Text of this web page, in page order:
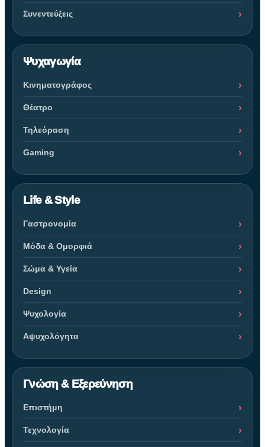
Συνεντεύξεις
Ψυχαγωγία
Κινηματογράφος
Θέατρο
Τηλεόραση
Gaming
Life & Style
Γαστρονομία
Μόδα & Ομορφιά
Σώμα & Υγεία
Design
Ψυχολογία
Αψυχολόγητα
Γνώση & Εξερεύνηση
Επιστήμη
Τεχνολογία